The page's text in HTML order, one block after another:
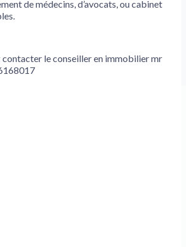
de médecins, d’avocats, ou cabinet
le conseiller en immobilier mr